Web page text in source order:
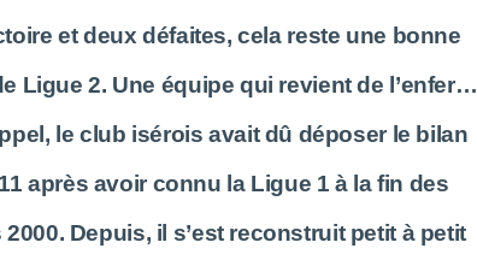
et deux défaites, cela reste une bonne
Ligue 2. Une équipe qui revient de l’enfer…
le club isérois avait dû déposer le bilan
après avoir connu la Ligue 1 à la fin des
2000. Depuis, il s’est reconstruit petit à petit